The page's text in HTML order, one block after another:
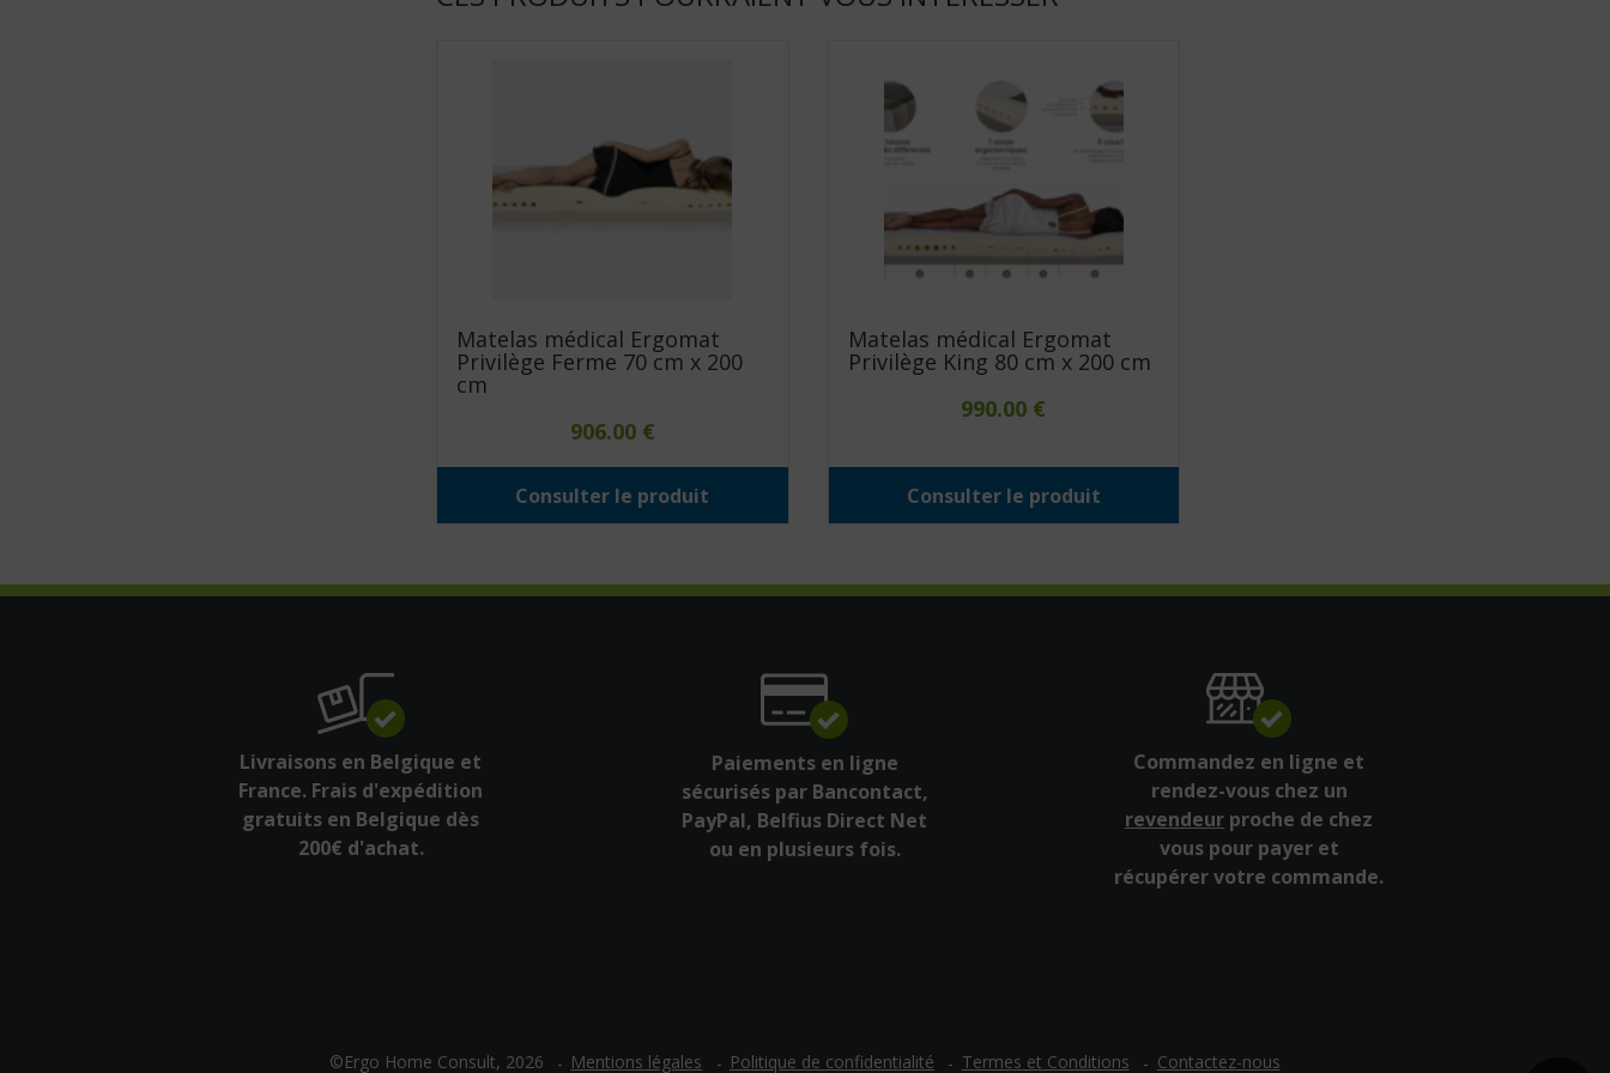
Matelas médical Ergomat
Privilège Ferme 70 cm x 200
cm
906.00 €
Consulter le produit
Matelas médical Ergomat
Privilège King 80 cm x 200 cm
990.00 €
Consulter le produit
Livraisons en Belgique et
France. Frais d'expédition
gratuits en Belgique dès
200€ d'achat.
Paiements en ligne
sécurisés par Bancontact,
PayPal, Belfius Direct Net
ou en plusieurs fois.
Commandez en ligne et
rendez-vous chez un
revendeur proche de chez
vous pour payer et
récupérer votre commande.
©Ergo Home Consult, 2026 Mentions légales Politique de confidentialité Termes et Conditions Contactez-nous